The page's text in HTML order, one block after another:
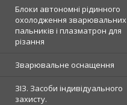
Блоки автономні рідинного
охолодження зварювальних
пальників і плазматрон для
різання
Зварювальне оснащення
ЗІЗ. Засоби індивідуального
захисту.